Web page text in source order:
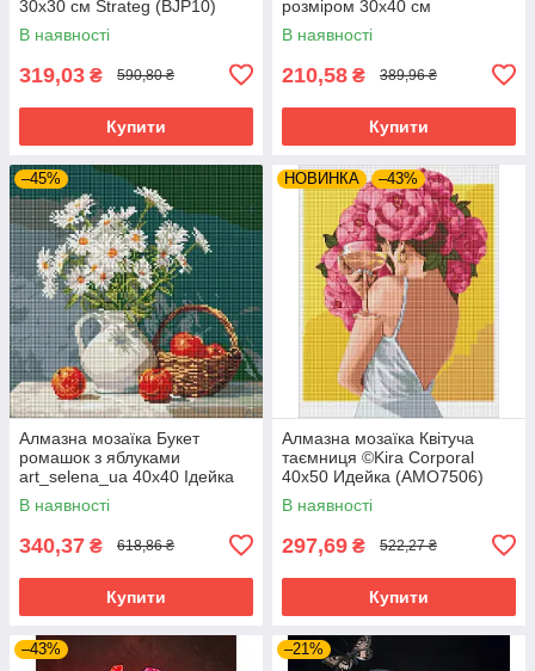
30х30 см Strateg (BJP10)
В наявності
319,03 ₴ 590,80 ₴
Купити
розміром 30х40 см
(HEG86086)
В наявності
210,58 ₴ 389,96 ₴
Купити
–45%
Алмазна мозаїка Букет
ромашок з яблуками
art_selena_ua 40х40 Ідейка
(AMO8339)
В наявності
340,37 ₴ 618,86 ₴
Купити
НОВИНКА –43%
Алмазна мозаїка Квітуча
таємниця ©Kira Corporal
40х50 Идейка (AMO7506)
В наявності
297,69 ₴ 522,27 ₴
Купити
–43% –21%